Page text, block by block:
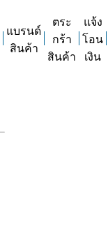
แบรนด์
สินค้า
ตระ
กร้า
สินค้า
แจ้ง
โอน
เงิน